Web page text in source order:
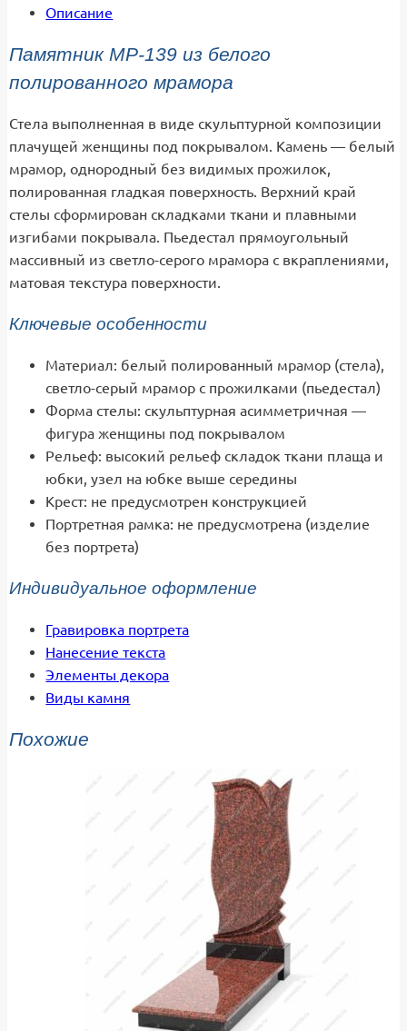
Описание
Памятник МР-139 из белого
полированного мрамора
Стела выполненная в виде скульптурной композиции
плачущей женщины под покрывалом. Камень — белый
мрамор, однородный без видимых прожилок,
полированная гладкая поверхность. Верхний край
стелы сформирован складками ткани и плавными
изгибами покрывала. Пьедестал прямоугольный
массивный из светло-серого мрамора с вкраплениями,
матовая текстура поверхности.
Ключевые особенности
Материал: белый полированный мрамор (стела),
светло-серый мрамор с прожилками (пьедестал)
Форма стелы: скульптурная асимметричная —
фигура женщины под покрывалом
Рельеф: высокий рельеф складок ткани плаща и
юбки, узел на юбке выше середины
Крест: не предусмотрен конструкцией
Портретная рамка: не предусмотрена (изделие
без портрета)
Индивидуальное оформление
Гравировка портрета
Нанесение текста
Элементы декора
Виды камня
Похожие